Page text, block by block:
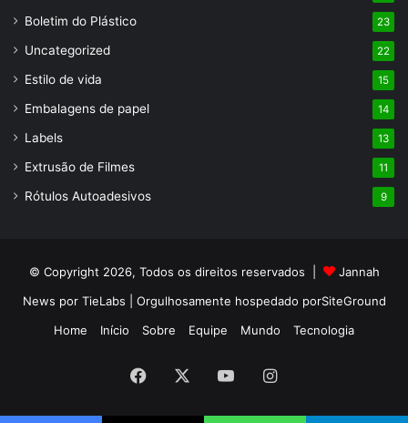
Boletim do Plástico 23
Uncategorized 22
Estilo de vida 15
Embalagens de papel 14
Labels 13
Extrusão de Filmes 11
Rótulos Autoadesivos 9
© Copyright 2026, Todos os direitos reservados |
Jannah
News por TieLabs | Orgulhosamente hospedado porSiteGround
Home
Início Sobre Equipe Mundo Tecnologia
Facebook YouTubeInstagram